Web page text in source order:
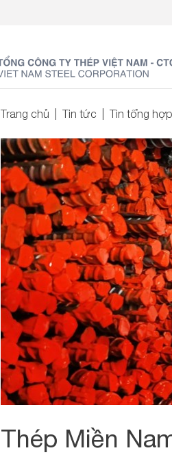
Trang chủ Tin tức Tin tổng hợp
Thép Miền